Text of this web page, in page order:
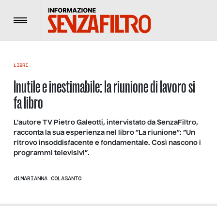
Menu
LIBRI
Inutile e inestimabile: la riunione di lavoro si
fa libro
L’autore TV Pietro Galeotti, intervistato da SenzaFiltro,
racconta la sua esperienza nel libro “La riunione”: “Un
ritrovo insoddisfacente e fondamentale. Così nascono i
programmi televisivi”.
diMARIANNA COLASANTO